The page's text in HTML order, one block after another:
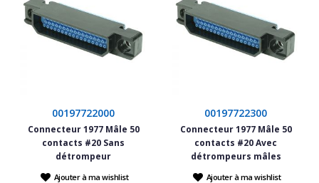
00197722000
Connecteur 1977 Mâle 50
contacts #20 Sans
détrompeur
Ajouter à ma wishlist
00197722300
Connecteur 1977 Mâle 50
contacts #20 Avec
détrompeurs mâles
Ajouter à ma wishlist